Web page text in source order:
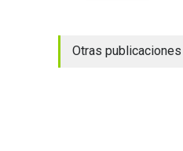
Otras publicaciones